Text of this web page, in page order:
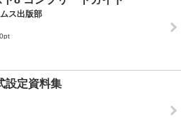
ス出版部
設定資料集